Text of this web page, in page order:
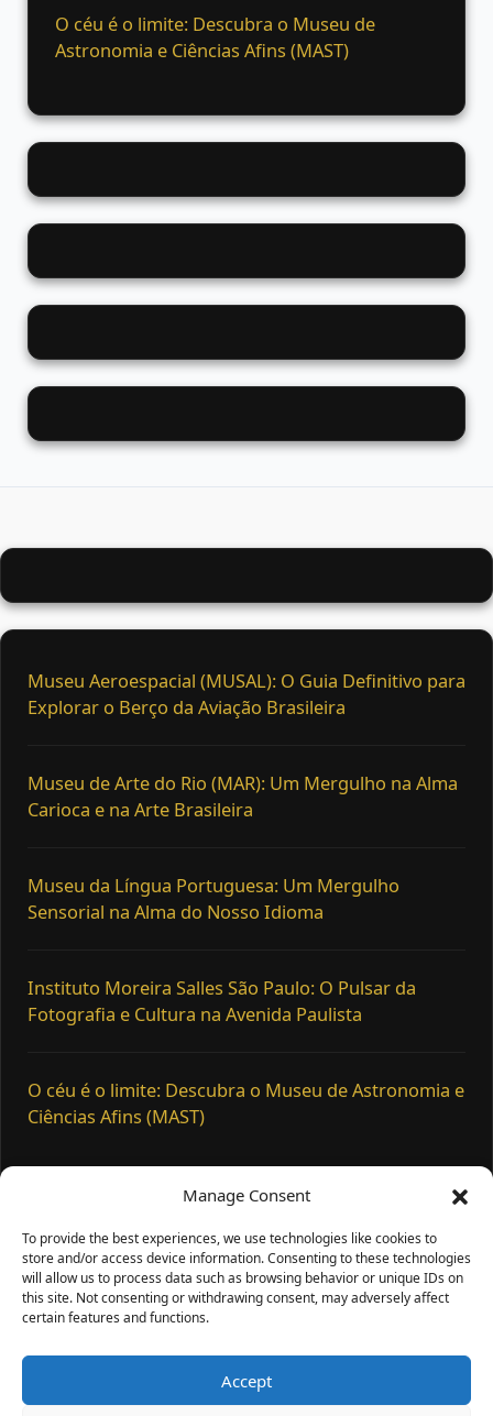
Manage Consent
To provide the best experiences, we use technologies like cookies to
store and/or access device information. Consenting to these technologies
will allow us to process data such as browsing behavior or unique IDs on
this site. Not consenting or withdrawing consent, may adversely affect
certain features and functions.
Accept
O céu é o limite: Descubra o Museu de
Astronomia e Ciências Afins (MAST)
Museu Aeroespacial (MUSAL): O Guia Definitivo para
Explorar o Berço da Aviação Brasileira
Museu de Arte do Rio (MAR): Um Mergulho na Alma
Carioca e na Arte Brasileira
Museu da Língua Portuguesa: Um Mergulho
Sensorial na Alma do Nosso Idioma
Instituto Moreira Salles São Paulo: O Pulsar da
Fotografia e Cultura na Avenida Paulista
O céu é o limite: Descubra o Museu de Astronomia e
Ciências Afins (MAST)
Termos de Uso
Política de Cookies (BR)
Política de privacidade
Contato